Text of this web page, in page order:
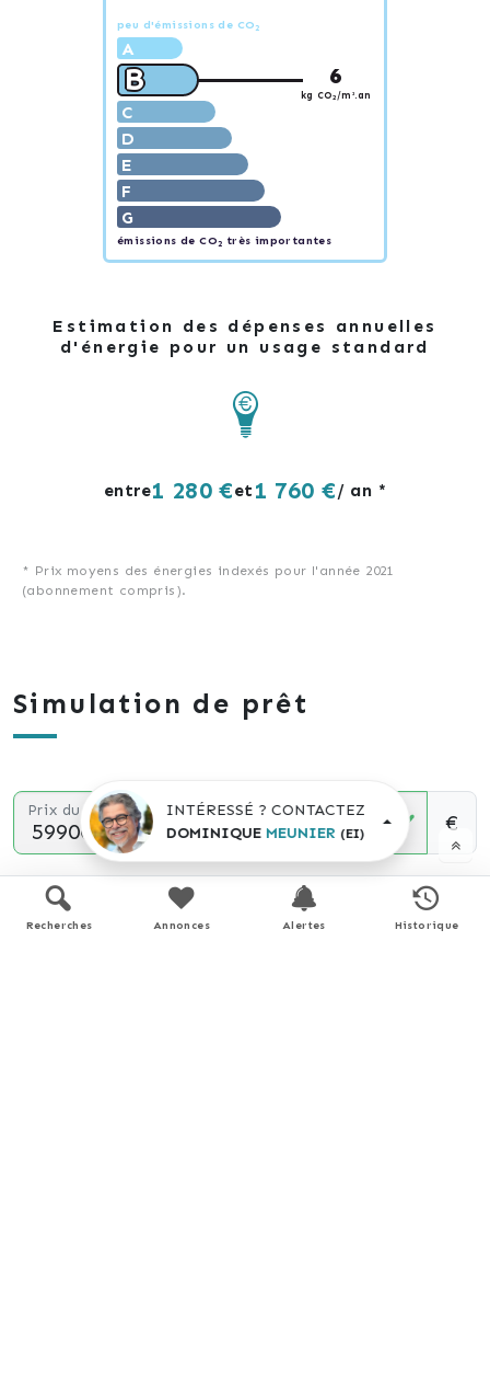
peu d'émissions de CO 2
A
B 6
kg CO2 /m².an
C
D
E
F
G
émissions de CO2 très importantes
Estimation des dépenses annuelles
d'énergie pour un usage standard
entre1 280 €et 1 760 €/ an *
* Prix moyens des énergies indexés pour l'année 2021
(abonnement compris).
Simulation de prêt
Prix du bien €
Durée
INTÉRESSÉ ? CONTACTEZ
DOMINIQUE MEUNIER (EI)
Recherches Annonces Alertes Historique